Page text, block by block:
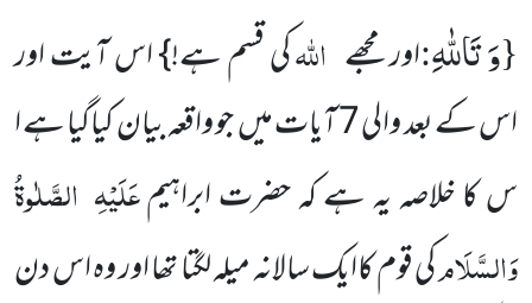
{وَ تَاللّٰهِ:اور مجھے اللہکی قسم ہے!} اس آیت اور
اس کے بعد والی 7 آیات میں جو واقعہ بیان کیاگیا ہے ا
س کا خلاصہ یہ ہے کہ حضرت ابراہیمعَلَیْہِ الصَّلٰوۃُ
وَالسَّلَامکی قوم کاایک سالانہ میلہ لگتا تھا اور وہ اس دن